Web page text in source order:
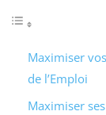
Maximiser
de l’Emploi
Maximiser